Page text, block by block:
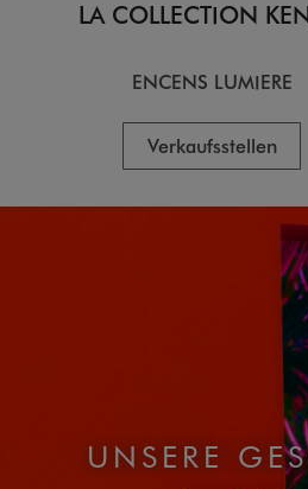
LA COLLECTION
ENCENS LUMIERE
Verkaufsstellen
UNSERE